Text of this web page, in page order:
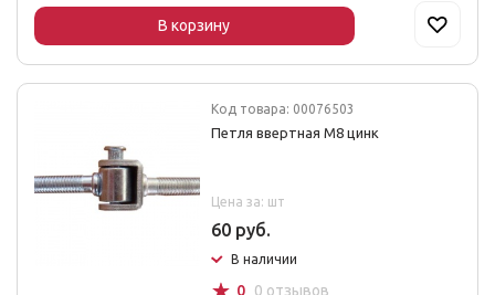
В корзину
Код товара: 00076503
Петля ввертная М8 цинк
Цена за: шт
60 руб.
В наличии
0 0 отзывов